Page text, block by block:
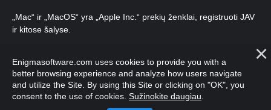
„Mac“ ir „MacOS“ yra „Apple Inc.“ prekių ženklai, registruoti JAV
ir kitose šalyse.
saugomos.
Enigmasoftware.com uses cookies to provide you with a
better browsing experience and analyze how users navigate
and utilize the Site. By using this Site or clicking on "OK", you
consent to the use of cookies. Sužinokite daugiau